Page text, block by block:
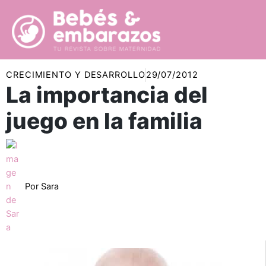
contenido
CRECIMIENTO Y DESARROLLO29/07/2012
La importancia del
juego en la familia
Por Sara